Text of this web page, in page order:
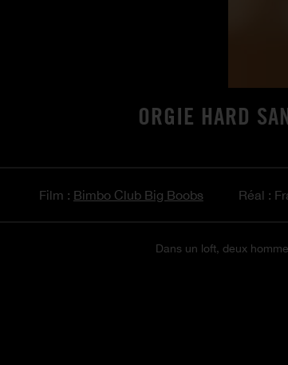
ORGIE HARD
Film : Bimbo Club Big Boobs Réal :
Dans un loft, deux